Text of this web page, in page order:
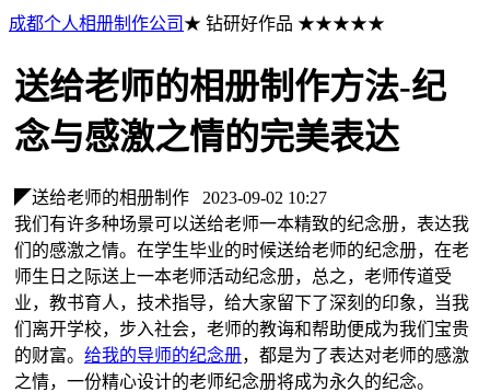
成都个人相册制作公司 ★ 钻研好作品 ★★★★★
送给老师的相册制作方法-纪
念与感激之情的完美表达
◤送给老师的相册制作
2023-09-02 10:27
我们有许多种场景可以送给老师一本精致的纪念册，表达我
们的感激之情。在学生毕业的时候送给老师的纪念册，在老
师生日之际送上一本老师活动纪念册，总之，老师传道受
业，教书育人，技术指导，给大家留下了深刻的印象，当我
们离开学校，步入社会，老师的教诲和帮助便成为我们宝贵
的财富。 给我的导师的纪念册，都是为了表达对老师的感激
之情，一份精心设计的老师纪念册将成为永久的纪念。